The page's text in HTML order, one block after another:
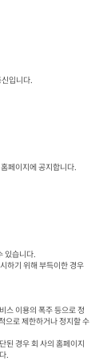
입니다.
페이지에 공지합니다.
있습니다.
스 이용의 폭주 등으로 정
으로 제한하거나 정지할 수
된 경우 회 사의 홈페이지
.